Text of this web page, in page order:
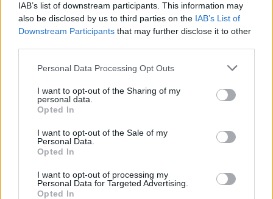
IAB’s list of downstream participants. This information may
also be disclosed by us to third parties on the IAB’s List of
Downstream Participants that may further disclose it to other
Personal Data Processing Opt Outs
I want to opt-out of the Sharing of my
personal data.
Opted In
I want to opt-out of the Sale of my
Personal Data.
Opted In
I want to opt-out of processing my
Personal Data for Targeted Advertising.
Opted In
2005 5.7 2003